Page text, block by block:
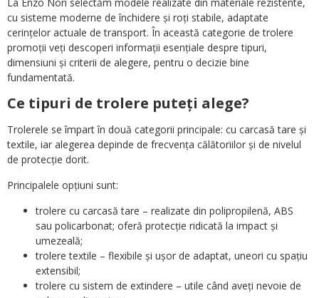
cu sisteme moderne de închidere și roți stabile, adaptate
cerințelor actuale de transport. În această categorie de trolere
promoții veți descoperi informații esențiale despre tipuri,
dimensiuni și criterii de alegere, pentru o decizie bine
fundamentată.
Ce tipuri de trolere puteți alege?
Trolerele se împart în două categorii principale: cu carcasă tare și
textile, iar alegerea depinde de frecvența călătoriilor și de nivelul
de protecție dorit.
Principalele opțiuni sunt:
trolere cu carcasă tare – realizate din polipropilenă, ABS
sau policarbonat; oferă protecție ridicată la impact și
umezeală;
trolere textile – flexibile și ușor de adaptat, uneori cu spațiu
extensibil;
trolere cu sistem de extindere – utile când aveți nevoie de